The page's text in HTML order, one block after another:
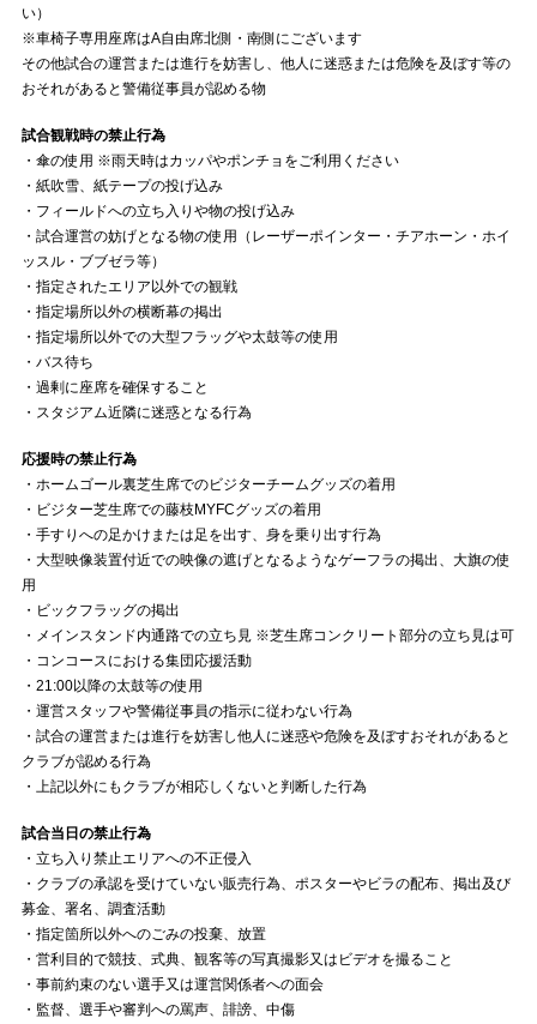
い）
※車椅子専用座席はA自由席北側・南側にございます
その他試合の運営または進行を妨害し、他人に迷惑または危険を及ぼす等の
おそれがあると警備従事員が認める物
試合観戦時の禁止行為
・傘の使用 ※雨天時はカッパやポンチョをご利用ください
・紙吹雪、紙テープの投げ込み
・フィールドへの立ち入りや物の投げ込み
・試合運営の妨げとなる物の使用（レーザーポインター・チアホーン・ホイ
ッスル・ブブゼラ等）
・指定されたエリア以外での観戦
・指定場所以外の横断幕の掲出
・指定場所以外での大型フラッグや太鼓等の使用
・バス待ち
・過剰に座席を確保すること
・スタジアム近隣に迷惑となる行為
応援時の禁止行為
・ホームゴール裏芝生席でのビジターチームグッズの着用
・ビジター芝生席での藤枝MYFCグッズの着用
・手すりへの足かけまたは足を出す、身を乗り出す行為
・大型映像装置付近での映像の遮げとなるようなゲーフラの掲出、大旗の使
用
・ビックフラッグの掲出
・メインスタンド内通路での立ち見 ※芝生席コンクリート部分の立ち見は可
・コンコースにおける集団応援活動
・21:00以降の太鼓等の使用
・運営スタッフや警備従事員の指示に従わない行為
・試合の運営または進行を妨害し他人に迷惑や危険を及ぼすおそれがあると
クラブが認める行為
・上記以外にもクラブが相応しくないと判断した行為
試合当日の禁止行為
・立ち入り禁止エリアへの不正侵入
・クラブの承認を受けていない販売行為、ポスターやビラの配布、掲出及び
募金、署名、調査活動
・指定箇所以外へのごみの投棄、放置
・営利目的で競技、式典、観客等の写真撮影又はビデオを撮ること
・事前約束のない選手又は運営関係者への面会
・監督、選手や審判への罵声、誹謗、中傷